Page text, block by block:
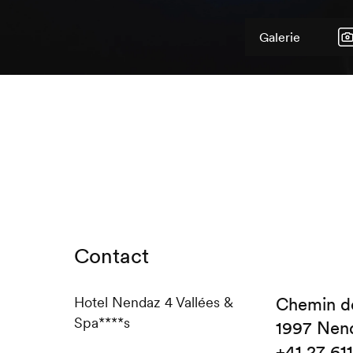
Galerie
Contact
Hotel Nendaz 4 Vallées &
Spa****s
Chemin
1997